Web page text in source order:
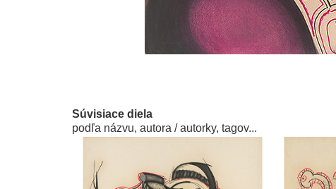
Súvisiace diela
podľa názvu, autora / autorky, tagov...